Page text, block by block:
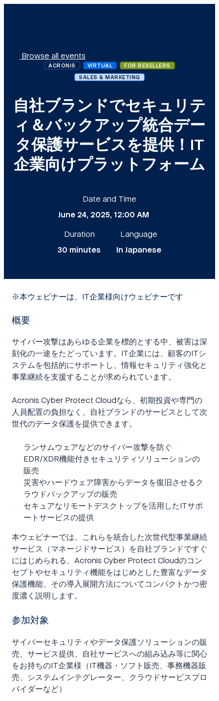
Browse all events
ACRONIS VIRTUAL
FOR RESELLERS
SALES & MARKETING
自社ブランドでセキュリテ
ィ＆バックアップ統合デー
タ保護サービスを提供！IT
企業向けプラットフォーム
Date and Time
June 24, 2025, 12:00 AM
Duration
30 minutes
Language
In Japanese
※本ウェビナーは、IT企業様向けウェビナーです
概要
サイバー攻撃はあらゆる企業を標的とする中、被害は深
刻化の一途をたどっています。IT企業には、顧客のITシ
ステムを包括的にサポートし、情報セキュリティ強化と
事業継続を支援することが求められています。
Acronis Cyber Protect Cloudなら、初期投資や専門の
人員配置の負担なく、自社ブランドのサービスとして次
世代のデータ保護を提供できます。
ランサムウェアなどのサイバー攻撃を防ぐ
EDR/XDR機能付きセキュリティソリューションの
販売
災害やハードウェア障害からデータを復旧させるク
ラウドバックアップの販売
セキュアなリモートデスクトップを活用したITサポ
ートサービスの提供
本ウェビナーでは、これらを統合した次世代型事業継続
サービス（マネージドサービス）を自社ブランドですぐ
にはじめられる、Acronis Cyber Protect Cloudのコン
セプトやセキュリティ機能をはじめとした豊富なデータ
保護機能、その導入展開方法についてコンパクトかつ密
度濃く説明します。
参加対象
サイバーセキュリティやデータ保護ソリューションの販
売、サービス提供、自社サービスへの組み込み等に関心
をお持ちのIT企業様（IT機器・ソフト販売、事務機器販
売、システムインテグレーター、クラウドサービスプロ
バイダーなど）